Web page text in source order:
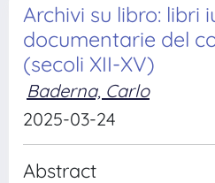
Archivi su libro: libri
documentarie del
(secoli XII-XV)
Baderna, Carlo
2025-03-24
Abstract